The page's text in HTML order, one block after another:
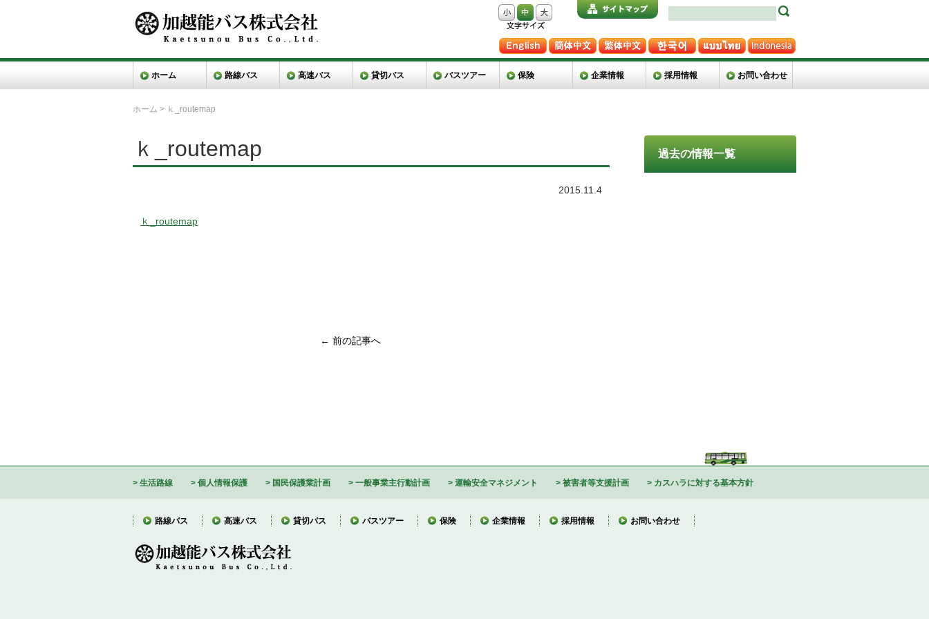
ホーム 路線バス 高速バス 貸切バス バスツアー 保険 企業情報 採用情報 お問い合わせ
ホーム > ｋ_routemap
過去の情報一覧
ｋ_routemap
2015.11.4
ｋ_routemap
← 前の記事へ
生活路線 個人情報保護 国民保護業計画 一般事業主行動計画 運輸安全マネジメント 被害者等支援計画 カスハラに対する基本方針
路線バス 高速バス 貸切バス バスツアー 保険 企業情報 採用情報 お問い合わせ